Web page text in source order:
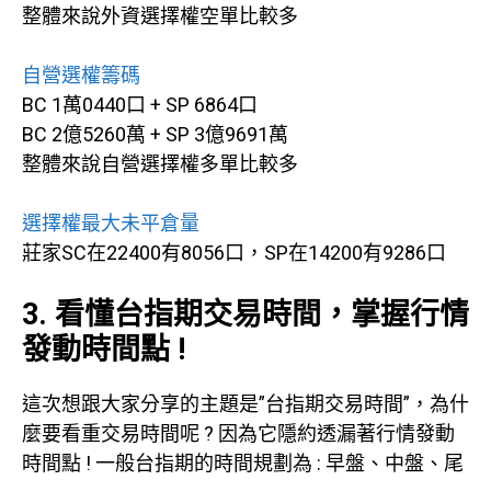
整體來說外資選擇權空單比較多
自營選權籌碼
BC 1萬0440口 + SP 6864口
BC 2億5260萬 + SP 3億9691萬
整體來說自營選擇權多單比較多
選擇權最大未平倉量
莊家SC在22400有8056口，SP在14200有9286口
3. 看懂台指期交易時間，掌握行情
發動時間點 !
這次想跟大家分享的主題是”台指期交易時間”，為什
麼要看重交易時間呢 ? 因為它隱約透漏著行情發動
時間點 ! 一般台指期的時間規劃為 : 早盤、中盤、尾